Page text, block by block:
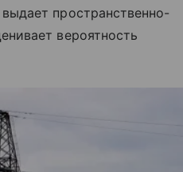
пространственно-
вероятность